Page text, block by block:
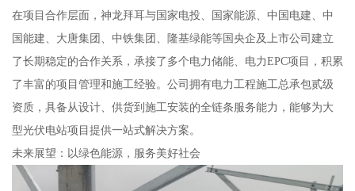
在项目合作层面，神龙拜耳与国家电投、国家能源、中国电建、中
国能建、大唐集团、中铁集团、隆基绿能等国央企及上市公司建立
了长期稳定的合作关系，承接了多个电力储能、电力EPC项目，积累
了丰富的项目管理和施工经验。公司拥有电力工程施工总承包贰级
资质，具备从设计、供货到施工安装的全链条服务能力，能够为大
型光伏电站项目提供一站式解决方案。
未来展望：以绿色能源，服务美好社会